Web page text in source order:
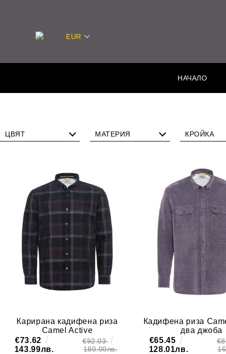
EUR
НАЧАЛО
ЦВЯТ МАТЕРИЯ
Еластан
Лиосел
КРОЙКА
Карирана кадифена риза
Camel Active
€73.62
143.99лв.
€92.03
180.00лв.
Кадифена риза
два джоба
€65.45
128.01лв.